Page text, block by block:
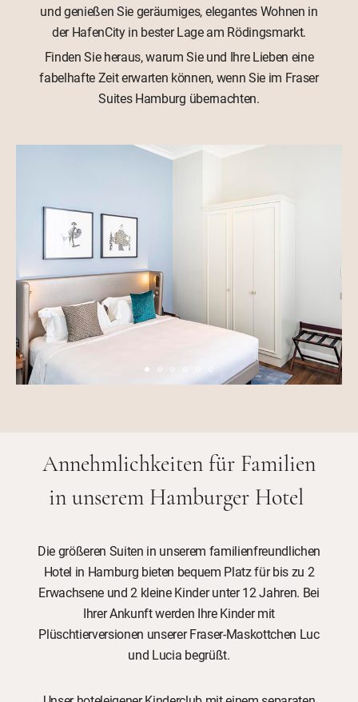
und genießen Sie geräumiges, elegantes Wohnen in
der HafenCity in bester Lage am Rödingsmarkt.
Finden Sie heraus, warum Sie und Ihre Lieben eine
fabelhafte Zeit erwarten können, wenn Sie im Fraser
Suites Hamburg übernachten.
Annehmlichkeiten für Familien
in unserem Hamburger Hotel
Die größeren Suiten in unserem familienfreundlichen
Hotel in Hamburg bieten bequem Platz für bis zu 2
Erwachsene und 2 kleine Kinder unter 12 Jahren. Bei
Ihrer Ankunft werden Ihre Kinder mit
Plüschtierversionen unserer Fraser-Maskottchen Luc
und Lucia begrüßt.